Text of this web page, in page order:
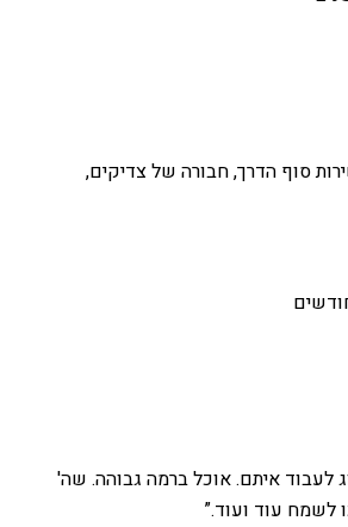
סוף הדרך, חבורה של צדיקים,
לעבוד איתם. אוכל ברמה גבוהה. שה'
לשמח עוד ועוד.”